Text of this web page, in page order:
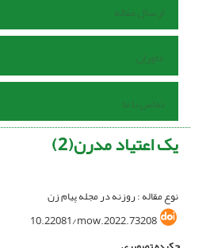
ارسال مقاله
داوران
تماس با ما
یک اعتیاد مدرن(2)
نوع مقاله : روزنه در مجله پیام زن
10.22081/mow.2022.73208